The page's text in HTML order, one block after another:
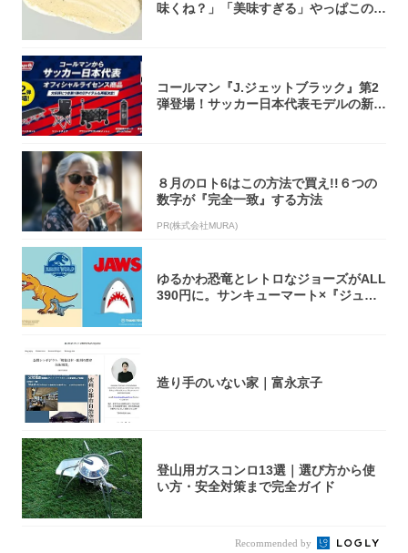
味くね？」「美味すぎる」やっぱこのク
コールマン『J.ジェットブラック』第2
弾登場！サッカー日本代表モデルの新作
８月のロト6はこの方法で買え!!６つの
数字が『完全一致』する方法
PR(株式会社MURA)
ゆるかわ恐竜とレトロなジョーズがALL
390円に。サンキューマート×『ジュラ
造り手のいない家｜富永京子
登山用ガスコンロ13選｜選び方から使
い方・安全対策まで完全ガイド
Recommended by